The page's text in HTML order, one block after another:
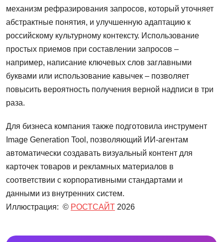
механизм рефразирования запросов, который уточняет
абстрактные понятия, и улучшенную адаптацию к
российскому культурному контексту. Использование
простых приемов при составлении запросов –
например, написание ключевых слов заглавными
буквами или использование кавычек – позволяет
повысить вероятность получения верной надписи в три
раза.
Для бизнеса компания также подготовила инструмент
Image Generation Tool, позволяющий ИИ-агентам
автоматически создавать визуальный контент для
карточек товаров и рекламных материалов в
соответствии с корпоративными стандартами и
данными из внутренних систем.
Иллюстрация: © РОСТСАЙТ 2026